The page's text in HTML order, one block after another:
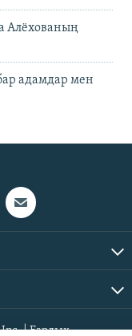
Алёхованың
адамдар мен
Inc. | Барлық